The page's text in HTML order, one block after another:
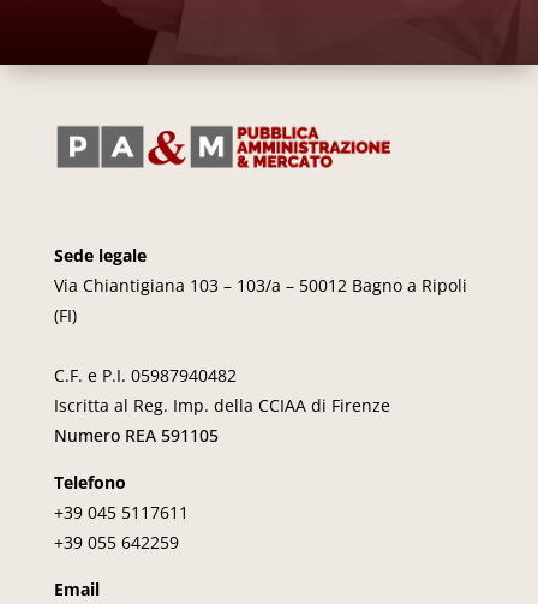
Sede legale
Via Chiantigiana 103 – 103/a – 50012 Bagno a Ripoli
(FI)
C.F. e P.I. 05987940482
Iscritta al Reg. Imp. della CCIAA di Firenze
Numero REA 591105
Telefono
+39 045 5117611
+39 055 642259
Email